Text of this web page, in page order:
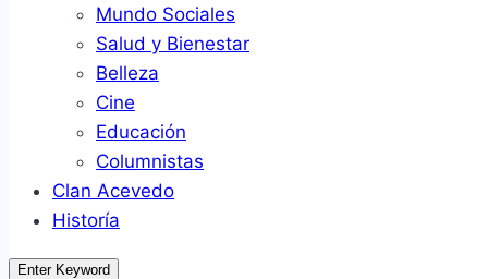
Mundo Sociales
Salud y Bienestar
Belleza
Cine
Educación
Columnistas
Clan Acevedo
Historía
Enter Keyword